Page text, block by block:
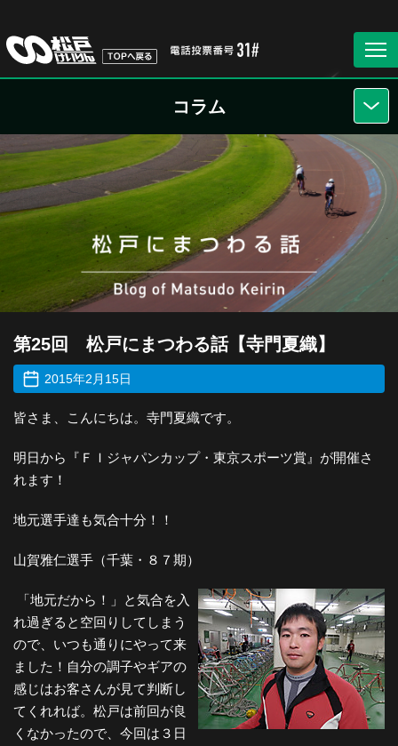
コラム
第25回 松戸にまつわる話【寺門夏織】
2015年2月15日
皆さま、こんにちは。寺門夏織です。
明日から『ＦＩジャパンカップ・東京スポーツ賞』が開催さ
れます！
地元選手達も気合十分！！
山賀雅仁選手（千葉・８７期）
「地元だから！」と気合を入
れ過ぎると空回りしてしまう
ので、いつも通りにやって来
ました！自分の調子やギアの
感じはお客さんが見て判断し
てくれれば。松戸は前回が良
くなかったので、今回は３日